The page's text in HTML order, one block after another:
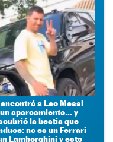
a Leo Messi
aparcamiento... y
la bestia que
no es un Ferrari
Lamborghini y esto